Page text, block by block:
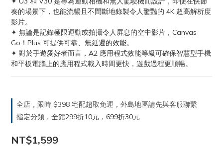
奏的場景下，也能流暢且不間斷地錄製令人驚豔的 4K 超高解析度
影片。
✦ 無論是記錄極限運動或拍攝令人屏息的空中影片，Canvas
Go！Plus 可提供可靠、無延遲的效能。
✦ 對於手遊愛好者而言，A2 應用程式效能等級可確保智慧型手機
和平板電腦上的應用程式載入時間更快，遊戲過程更順暢。
全店，限時 $398 宅配超取免運，外島地區請先與客服聯繫
指定分類，全館299折10元，699折30元
NT$1,599